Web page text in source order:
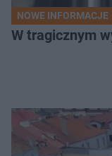
NOWE INFORMACJE
W tragicznym